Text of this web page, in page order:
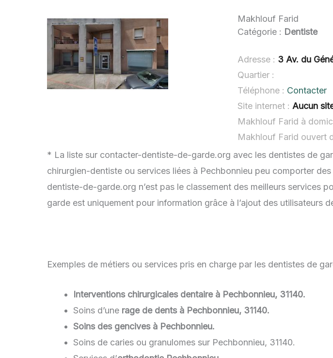
Makhlouf Farid
Catégorie : Dentiste
Adresse : 3 Av. du
Quartier :
Téléphone : Contacter
Site internet : Aucun
Makhlouf Farid à
Makhlouf Farid ouvert
* La liste sur contacter-dentiste-de-garde.org avec les dentistes de
chirurgien-dentiste ou services liées à Pechbonnieu peu comporter
dentiste-de-garde.org n’est pas le classement des meilleurs services
garde est uniquement pour information grâce à l’ajout des utilisateurs
Exemples de métiers ou services pris en charge par les dentistes de
Interventions chirurgicales dentaire à Pechbonnieu, 31140.
Soins d’une rage de dents à Pechbonnieu, 31140.
Soins des gencives à Pechbonnieu.
Soins de caries ou granulomes sur Pechbonnieu, 31140.